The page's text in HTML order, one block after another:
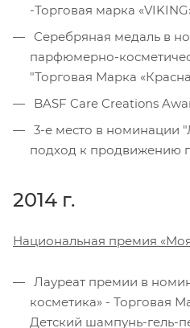
-Торговая марка
Серебряная медаль в
парфюмерно-
"Торговая Марка
BASF Care Creations
3-е место в номинации
подход к продвижению
2014 г.
Национальная премия
Лауреат премии в
косметика» - Торговая
Детский шампунь-гель-